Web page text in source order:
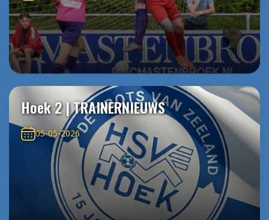
Hoek 2 | TRAINERNIEUWS
05-05-2026